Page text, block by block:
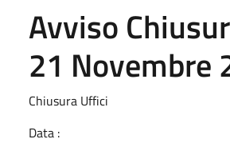
Avviso
21 Novembre
Chiusura Uffici
Data :